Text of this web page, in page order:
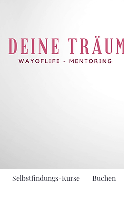
Selbstfindungs-Kurse Buchen